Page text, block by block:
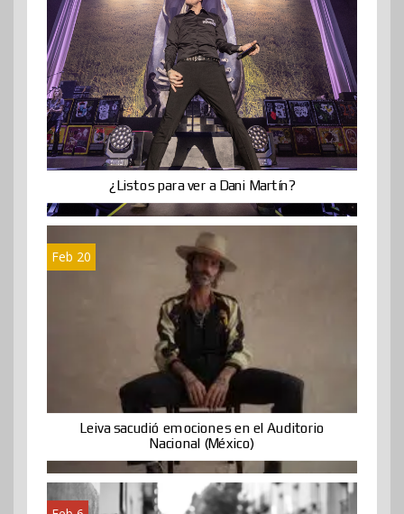
¿Listos para ver a Dani Martín?
Feb 20
Leiva sacudió emociones en el Auditorio
Nacional (México)